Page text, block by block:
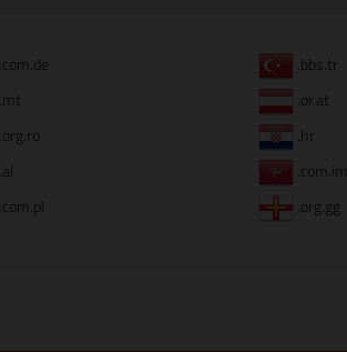
.com.de .bbs.tr
.mt .or.at
.org.ro .hr
.al .com.im
.com.pl .org.gg